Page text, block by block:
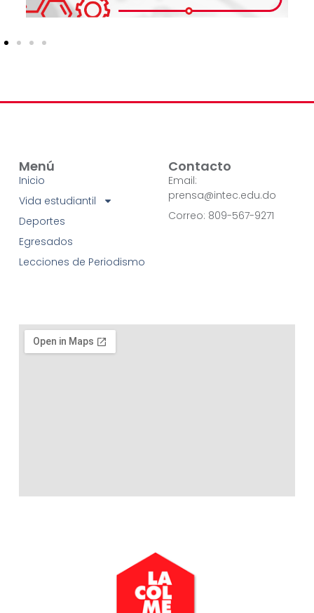
Menú
Inicio
Vida estudiantil
Deportes
Egresados
Lecciones de Periodismo
Contacto
Email:
prensa@intec.edu.do
Correo: 809-567-9271